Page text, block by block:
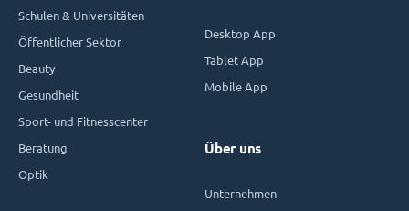
Schulen & Universitäten
Öffentlicher Sektor
Beauty
Gesundheit
Sport- und Fitnesscenter
Beratung
Optik
Desktop App
Tablet App
Mobile App
Über uns
Unternehmen